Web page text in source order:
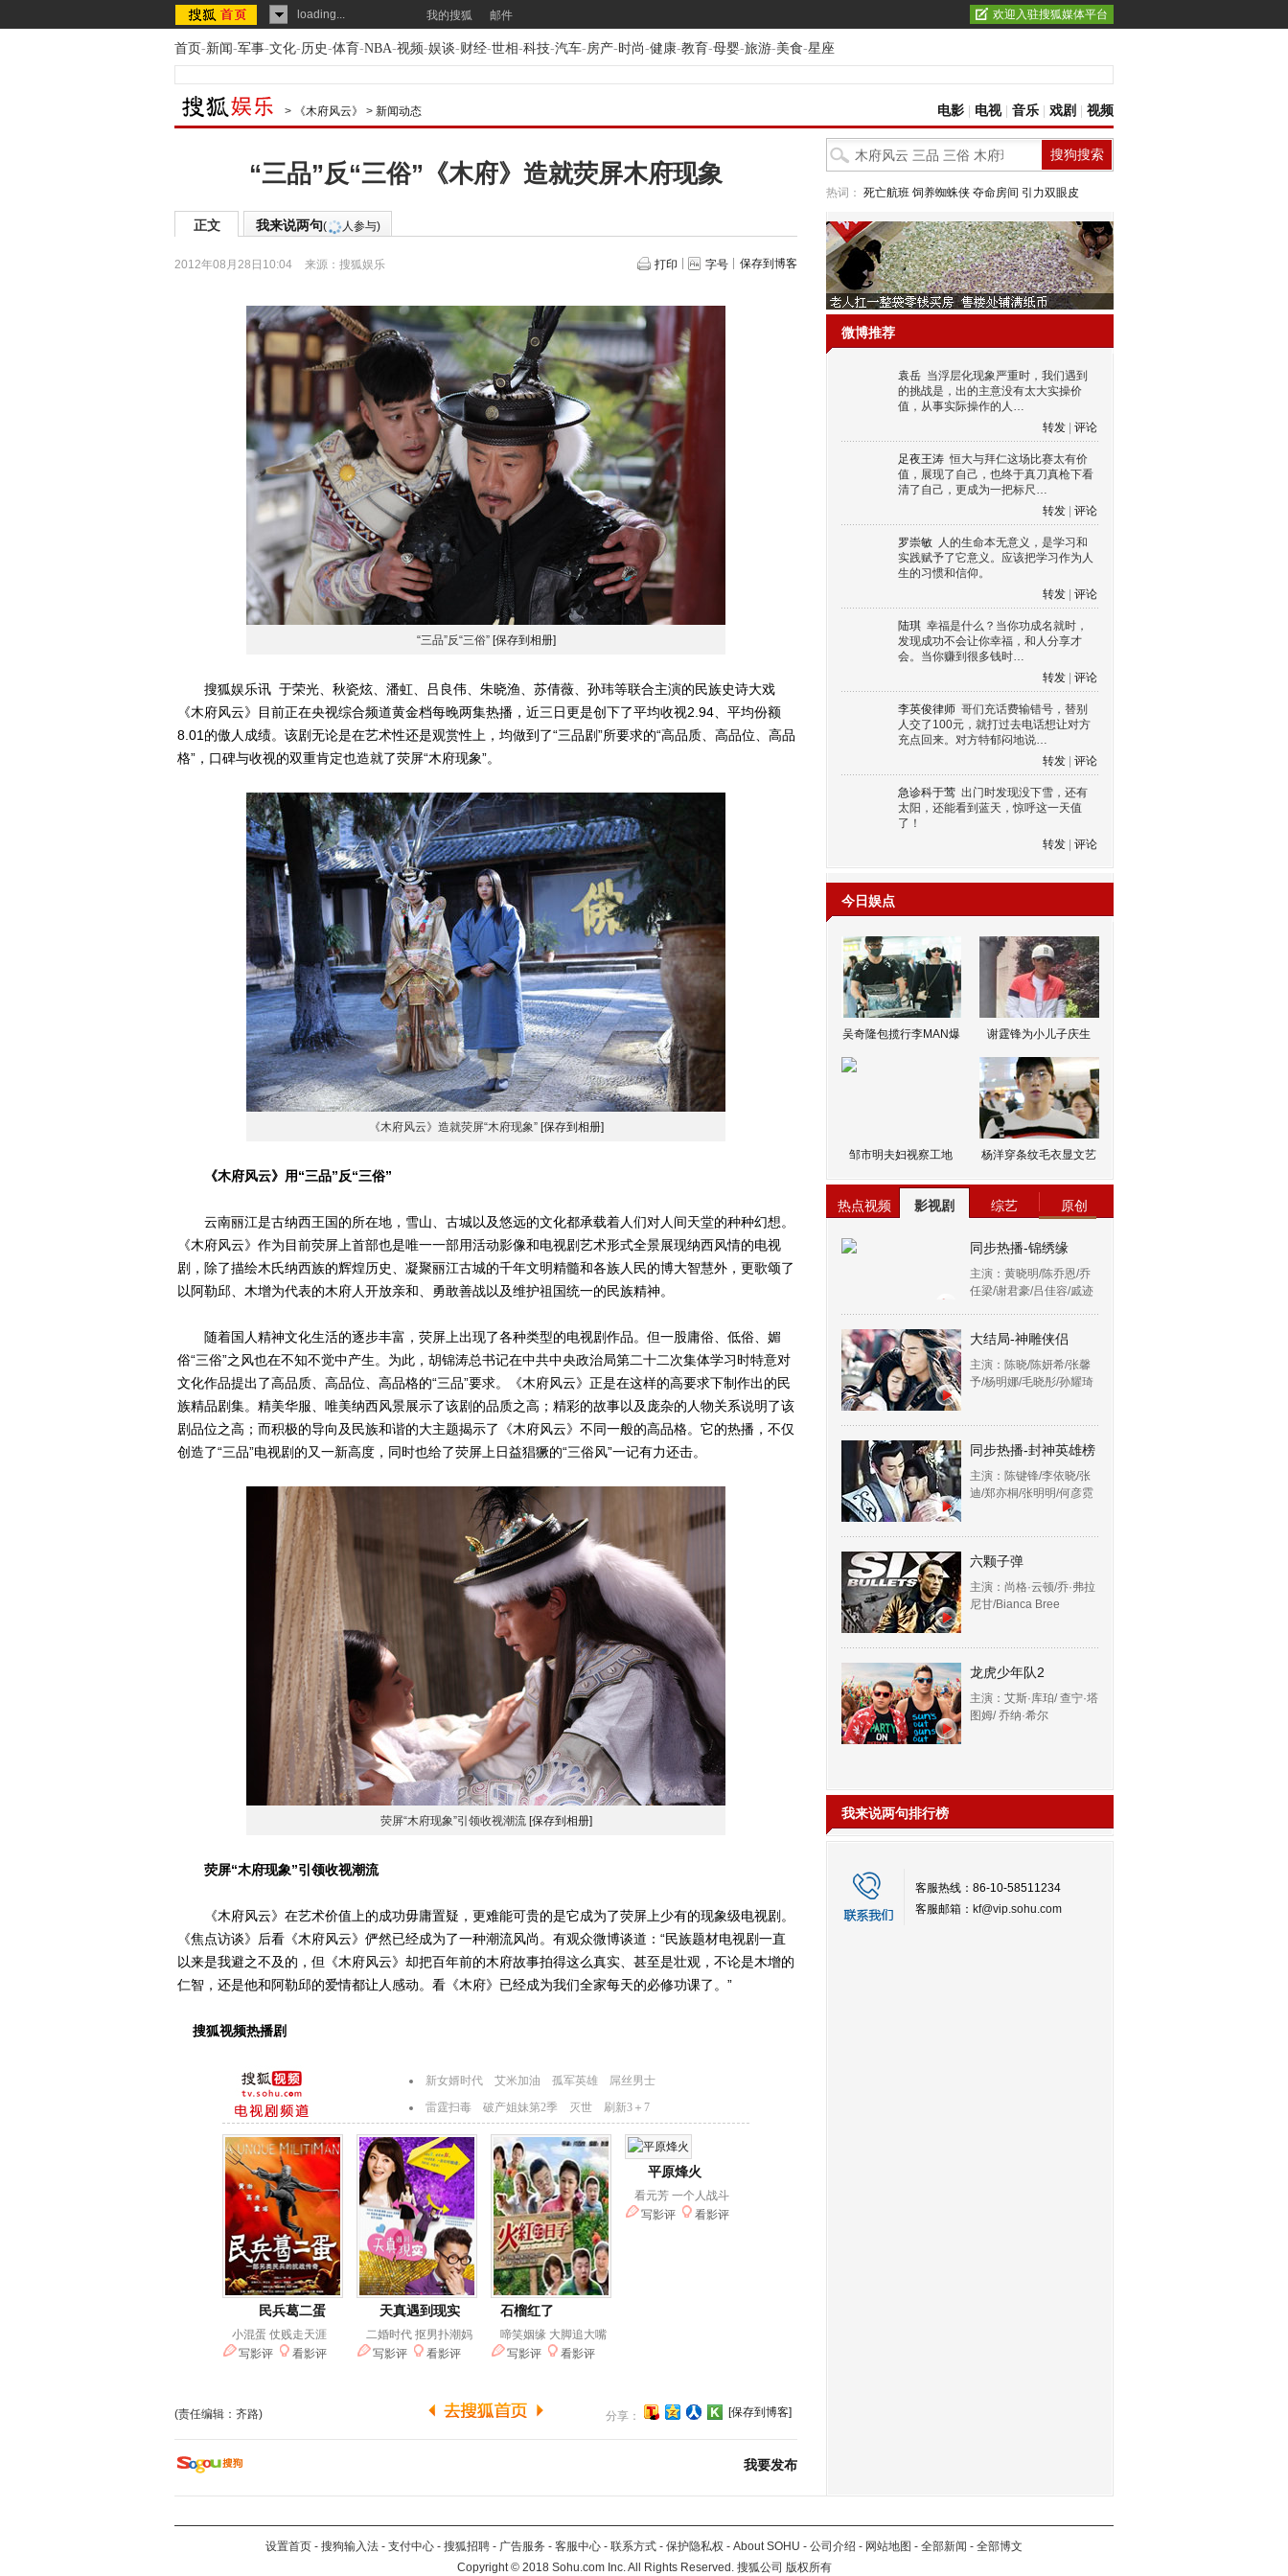
loading... 我的搜狐 邮件 欢迎入驻搜狐媒体平台
首页-新闻-军事-文化-历史-体育-NBA-视频-娱谈-财经-世相-科技-汽车-房产-时尚-健康-教育-母婴-旅游-美食-星座
> 《木府风云》 > 新闻动态 电影 电视| 音乐 戏剧 视频
“三品”反“三俗”《木府》造就荧屏木府现象
正文 我来说两句( 人参与)
2012年08月28日10:04 来源： 搜狐娱乐 打印 字号 保存到博客
“三品”反“三俗” [保存到相册]
搜狐娱乐讯 于荣光、秋瓷炫、潘虹、吕良伟、朱晓渔、苏倩薇、孙玮等联合主演的民族史诗大戏
《木府风云》目前正在央视综合频道黄金档每晚两集热播，近三日更是创下了平均收视2.94、平均份额
8.01的傲人成绩。该剧无论是在艺术性还是观赏性上，均做到了“三品剧”所要求的“高品质、高品位、高品
格”，口碑与收视的双重肯定也造就了荧屏“木府现象”。
《木府风云》造就荧屏“木府现象” [保存到相册]
《木府风云》用“三品”反“三俗”
云南丽江是古纳西王国的所在地，雪山、古城以及悠远的文化都承载着人们对人间天堂的种种幻想。
《木府风云》作为目前荧屏上首部也是唯一一部用活动影像和电视剧艺术形式全景展现纳西风情的电视
剧，除了描绘木氏纳西族的辉煌历史、凝聚丽江古城的千年文明精髓和各族人民的博大智慧外，更歌颂了
以阿勒邱、木增为代表的木府人开放亲和、勇敢善战以及维护祖国统一的民族精神。
随着国人精神文化生活的逐步丰富，荧屏上出现了各种类型的电视剧作品。但一股庸俗、低俗、媚
俗“三俗”之风也在不知不觉中产生。为此，胡锦涛总书记在中共中央政治局第二十二次集体学习时特意对
文化作品提出了高品质、高品位、高品格的“三品”要求。《木府风云》正是在这样的高要求下制作出的民
族精品剧集。精美华服、唯美纳西风景展示了该剧的品质之高；精彩的故事以及庞杂的人物关系说明了该
剧品位之高；而积极的导向及民族和谐的大主题揭示了《木府风云》不同一般的高品格。它的热播，不仅
创造了“三品”电视剧的又一新高度，同时也给了荧屏上日益猖獗的“三俗风”一记有力还击。
荧屏“木府现象”引领收视潮流 [保存到相册]
荧屏“木府现象”引领收视潮流
《木府风云》在艺术价值上的成功毋庸置疑，更难能可贵的是它成为了荧屏上少有的现象级电视剧。
《焦点访谈》后看《木府风云》俨然已经成为了一种潮流风尚。有观众微博谈道：“民族题材电视剧一直
以来是我避之不及的，但《木府风云》却把百年前的木府故事拍得这么真实、甚至是壮观，不论是木增的
仁智，还是他和阿勒邱的爱情都让人感动。看《木府》已经成为我们全家每天的必修功课了。”
搜狐视频热播剧
(责任编辑：齐路) 分享： [保存到博客]
我要发布
热词： 死亡航班 饲养蜘蛛侠 夺命房间 引力双眼皮
微博推荐
袁岳 当浮层化现象严重时，我们遇到
的挑战是，出的主意没有太大实操价
值，从事实际操作的人…
转发
评论
足夜王涛 恒大与拜仁这场比赛太有价
值，展现了自己，也终于真刀真枪下看
清了自己，更成为一把标尺…
转发
评论
罗崇敏 人的生命本无意义，是学习和
实践赋予了它意义。应该把学习作为人
生的习惯和信仰。
转发
评论
陆琪 幸福是什么？当你功成名就时，
发现成功不会让你幸福，和人分享才
会。当你赚到很多钱时…
转发
评论
李英俊律师 哥们充话费输错号，替别
人交了100元，就打过去电话想让对方
充点回来。对方特郁闷地说…
转发
评论
急诊科于莺 出门时发现没下雪，还有
太阳，还能看到蓝天，惊呼这一天值
了！
转发
评论
今日娱点
吴奇隆包揽行李MAN爆 谢霆锋为小儿子庆生
邹市明夫妇视察工地 杨洋穿条纹毛衣显文艺
热点视频 影视剧 综艺 原创
同步热播-锦绣缘
主演：黄晓明/陈乔恩/乔
任梁/谢君豪/吕佳容/戚迹
大结局-神雕侠侣
主演：陈晓/陈妍希/张馨
予/杨明娜/毛晓彤/孙耀琦
同步热播-封神英雄榜
主演：陈键锋/李依晓/张
迪/郑亦桐/张明明/何彦霓
六颗子弹
主演：尚格·云顿/乔·弗拉
尼甘/Bianca Bree
龙虎少年队2
主演：艾斯·库珀/ 查宁·塔
图姆/ 乔纳·希尔
我来说两句排行榜
客服热线：86-10-58511234
客服邮箱： kf@vip.sohu.com
设置首页 - 搜狗输入法 - 支付中心 - 搜狐招聘 - 广告服务 - 客服中心 - 联系方式 - 保护隐私权 - About SOHU - 公司介绍 - 网站地图 - 全部新闻 - 全部博文
Copyright©2018 Sohu.com Inc. All Rights Reserved. 搜狐公司 版权所有